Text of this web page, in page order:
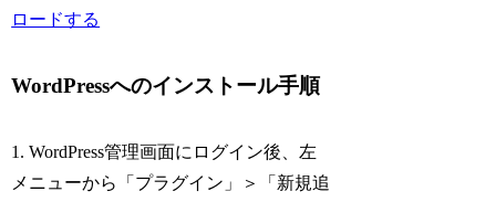
ロードする
WordPressへのインストール手順
1. WordPress管理画面にログイン後、左
メニューから「プラグイン」＞「新規追